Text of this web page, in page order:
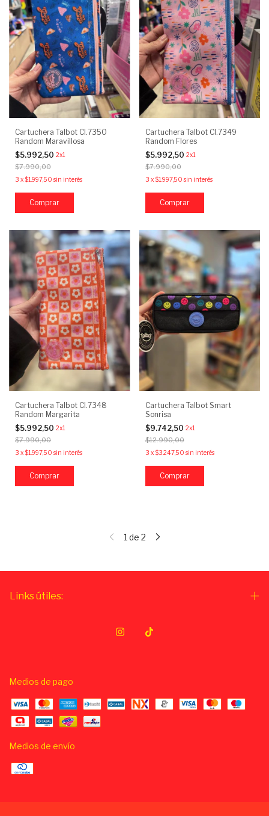
Cartuchera Talbot CI.7350
Random Maravillosa
$5.992,50 2x1
$7.990,00
3 x$1.997,50 sin interés
Cartuchera Talbot CI.7349
Random Flores
$5.992,50 2x1
$7.990,00
3 x$1.997,50 sin interés
Cartuchera Talbot CI.7348
Random Margarita
$5.992,50 2x1
$7.990,00
3 x$1.997,50 sin interés
Cartuchera Talbot Smart
Sonrisa
$9.742,50 2x1
$12.990,00
3 x$3.247,50 sin interés
1 de 2
Links útiles:
Medios de pago
Medios de envío